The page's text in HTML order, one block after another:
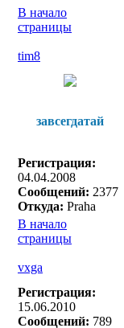
В начало
страницы
tim8
завсегдатай
Регистрация:
04.04.2008
Сообщений: 2377
Откуда: Praha
В начало
страницы
vxga
Регистрация:
15.06.2010
Сообщений: 789